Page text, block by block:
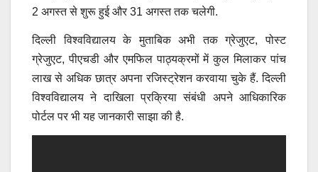
2 अगस्त से शुरू हुई और 31 अगस्त तक चलेगी.
दिल्ली विश्वविद्यालय के मुताबिक अभी तक ग्रेजुएट, पोस्ट
ग्रेजुएट, पीएचडी और एमफिल पाठ्यक्रमों में कुल मिलाकर पांच
लाख से अधिक छात्र अपना रजिस्ट्रेशन करवाया चुके हैं. दिल्ली
विश्वविद्यालय ने दाखिला प्रक्रिया संबंधी अपने आधिकारिक
पोर्टल पर भी यह जानकारी साझा की है.